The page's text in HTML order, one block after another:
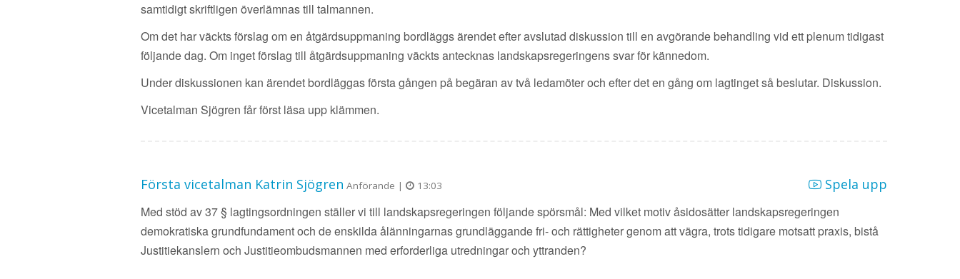
samtidigt skriftligen överlämnas till talmannen.
Om det har väckts förslag om en åtgärdsuppmaning bordläggs ärendet efter avslutad diskussion till en avgörande behandling vid ett plenum tidigast
följande dag. Om inget förslag till åtgärdsuppmaning väckts antecknas landskapsregeringens svar för kännedom.
Under diskussionen kan ärendet bordläggas första gången på begäran av två ledamöter och efter det en gång om lagtinget så beslutar. Diskussion.
Vicetalman Sjögren får först läsa upp klämmen.
Första vicetalman Katrin Sjögren Anförande | 13:03 Spela upp
Med stöd av 37 § lagtingsordningen ställer vi till landskapsregeringen följande spörsmål: Med vilket motiv åsidosätter landskapsregeringen
demokratiska grundfundament och de enskilda ålänningarnas grundläggande fri- och rättigheter genom att vägra, trots tidigare motsatt praxis, bistå
Justitiekanslern och Justitieombudsmannen med erforderliga utredningar och yttranden?